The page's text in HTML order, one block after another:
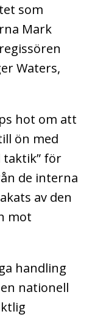
som
Mark
Waters,
hot om att
ön med
taktik” för
de interna
av den
mot
handling
nationell